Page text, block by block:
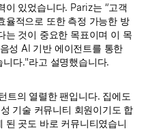
이 있었습니다. Pariz는 “고객
율적으로 또한 측정 가능한 방
는 것이 중요한 목표이며 이 목
성 AI 기반 에이전트를 통한
다."라고 설명했습니다.
트의 열렬한 팬입니다. 집에도
기술 커뮤니티 회원이기도 합
된 곳도 바로 커뮤니티였습니